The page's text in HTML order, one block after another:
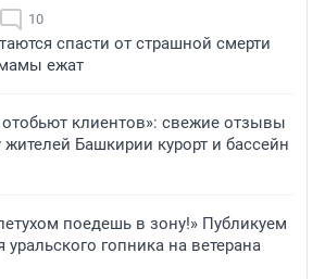
10
спасти от страшной смерти
ежат
клиентов»: свежие отзывы
Башкирии курорт и бассейн
поедешь в зону!» Публикуем
гопника на ветерана